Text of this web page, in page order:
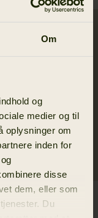
Om
og
medier og til
oplysninger om
inden for
disse
dem, eller som
Du
long sok
DKK